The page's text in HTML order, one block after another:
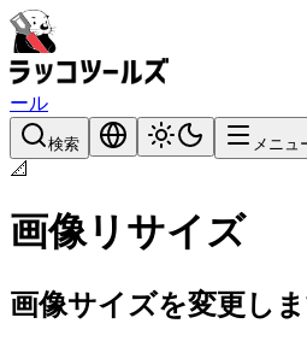
ール
検索 メニュ
📐
画像リサイズ
画像サイズを変更し